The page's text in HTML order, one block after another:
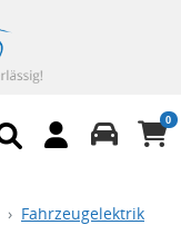
0
Fahrzeugelektrik